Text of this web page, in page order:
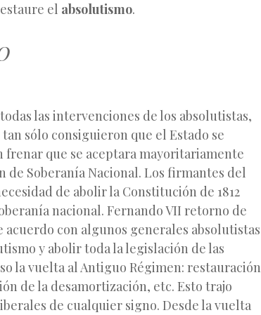
el absolutismo.
las intervenciones de los absolutistas,
sólo consiguieron que el Estado se
que se aceptara mayoritariamente
Soberanía Nacional. Los firmantes del
de abolir la Constitución de 1812
nacional. Fernando VII retorno de
acuerdo con algunos generales absolutistas
y abolir toda la legislación de las
la vuelta al Antiguo Régimen: restauración
de la desamortización, etc. Esto trajo
de cualquier signo. Desde la vuelta